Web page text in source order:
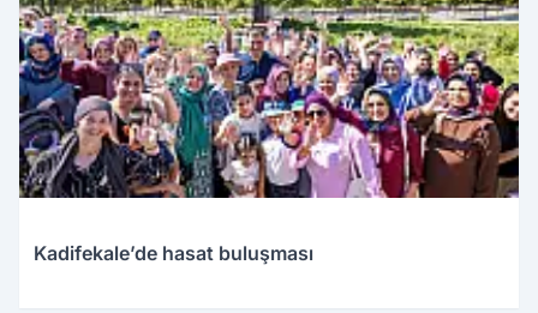
Kadifekale’de hasat buluşması